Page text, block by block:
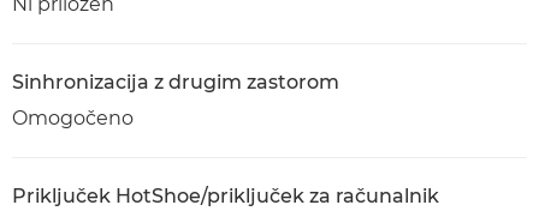
Sinhronizacija z drugim zastorom
Omogočeno
Priključek HotShoe/priključek za računalnik